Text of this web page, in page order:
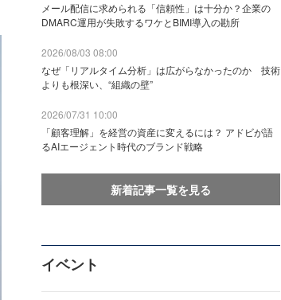
メール配信に求められる「信頼性」は十分か？企業の
DMARC運用が失敗するワケとBIMI導入の勘所
2026/08/03 08:00
なぜ「リアルタイム分析」は広がらなかったのか 技術
よりも根深い、“組織の壁”
2026/07/31 10:00
「顧客理解」を経営の資産に変えるには？ アドビが語
るAIエージェント時代のブランド戦略
新着記事一覧を見る
イベント